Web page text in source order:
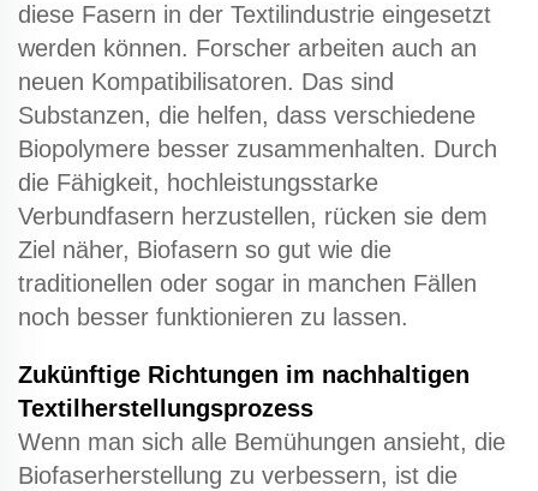
diese Fasern in der Textilindustrie eingesetzt
werden können. Forscher arbeiten auch an
neuen Kompatibilisatoren. Das sind
Substanzen, die helfen, dass verschiedene
Biopolymere besser zusammenhalten. Durch
die Fähigkeit, hochleistungsstarke
Verbundfasern herzustellen, rücken sie dem
Ziel näher, Biofasern so gut wie die
traditionellen oder sogar in manchen Fällen
noch besser funktionieren zu lassen.
Zukünftige Richtungen im nachhaltigen
Textilherstellungsprozess
Wenn man sich alle Bemühungen ansieht, die
Biofaserherstellung zu verbessern, ist die